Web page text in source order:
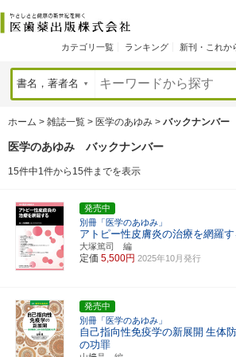
カテゴリ一覧 ランキング 新刊・これか
ホーム > 雑誌一覧 > 医学のあゆみ > バックナンバー
医学のあゆみ バックナンバー
15件中1件から15件までを表示
発売中
別冊「医学のあゆみ」
アトピー性皮膚炎の治療を網羅す
大塚篤司 編
定価 5,500円 2025年10月発行
発売中
別冊「医学のあゆみ」
自己指向性免疫学の新展開 生体
の功罪